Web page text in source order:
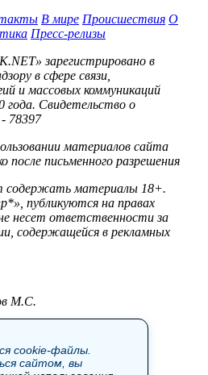
В мире Происшествия О
Пресс-релизы
зарегистрировано в
в сфере связи,
и массовых коммуникаций
года. Свидетельство о
78397
материалов сайта
после письменного разрешения
содержать материалы 18+.
публикуются на правах
несет ответственности за
содержащейся в рекламных
М.С.
cookie-файлы.
сайтом, вы